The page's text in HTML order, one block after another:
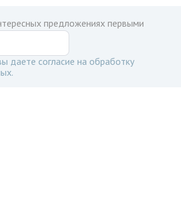
предложениях первыми
даете согласие на обработку